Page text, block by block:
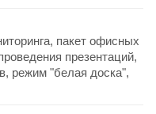
пакет офисных
презентаций,
режим "белая доска",